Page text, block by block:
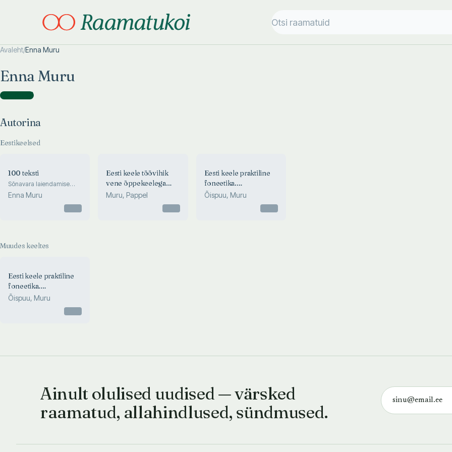
Avaleht/Enna Muru
Enna Muru
Autorina )
Autorina
Eestikeelsed
100 teksti
Sõnavara laiendamise
harjutusi venekeelsele
koolile
Enna Muru
Eesti keele töövihik
vene õppekeelega
koolidele
Muru, Pappel
Eesti keele praktiline
foneetika.
Praktitšeskaja fonetika
estonskava jazõka
Õispuu, Muru
Muudes keeltes
Eesti keele praktiline
foneetika.
Praktitšeskaja fonetika
estonskava jazõka
Õispuu, Muru
Ainult olulised uudised — värsked
raamatud, allahindlused, sündmused.